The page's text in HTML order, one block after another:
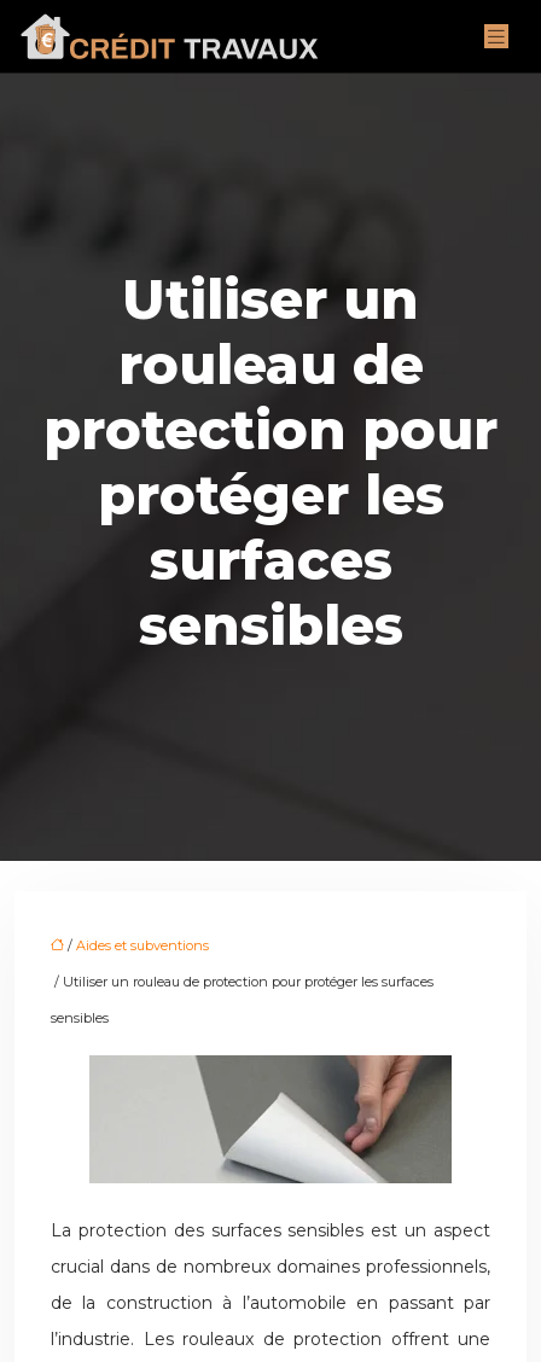
Utiliser un
rouleau de
protection pour
protéger les
surfaces
sensibles
/ Aides et subventions
/ Utiliser un rouleau de protection pour protéger les surfaces
sensibles
La protection des surfaces sensibles est un aspect
crucial dans de nombreux domaines professionnels,
de la construction à l’automobile en passant par
l’industrie. Les rouleaux de protection offrent une